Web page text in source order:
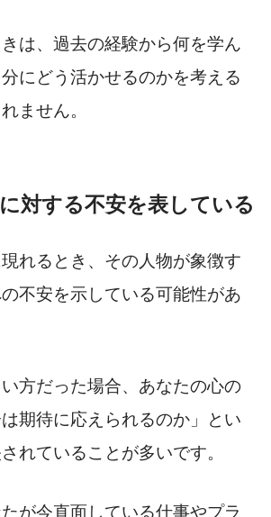
は、過去の経験から何を学ん
にどう活かせるのかを考える
ません。
対する不安を表している
れるとき、その人物が象徴す
不安を示している可能性があ
方だった場合、あなたの心の
期待に応えられるのか」とい
れていることが多いです。
が今直面している仕事やプラ